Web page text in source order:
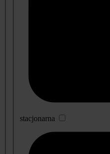
stacjonarna